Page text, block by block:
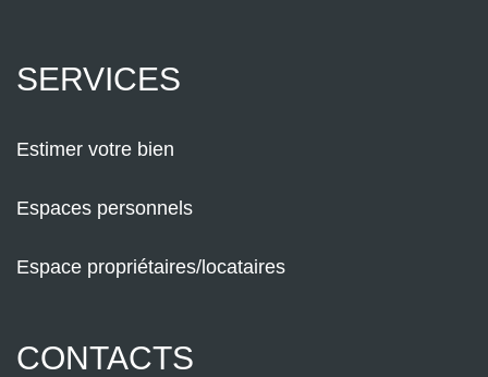
SERVICES
Estimer votre bien
Espaces personnels
Espace propriétaires/locataires
CONTACTS